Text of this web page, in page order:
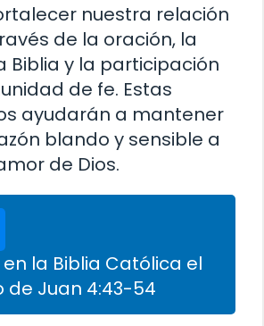
nuestra relación
de la oración, la
Biblia y la participación
de fe. Estas
ayudarán a mantener
blando y sensible a
de Dios.
la Biblia Católica el
de Juan 4:43-54